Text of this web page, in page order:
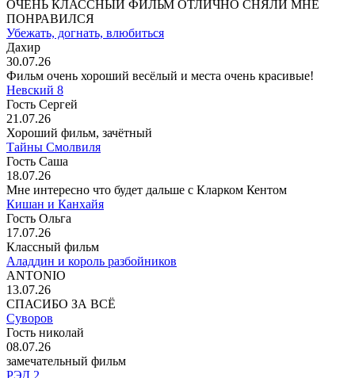
ОЧЕНЬ КЛАССНЫЙ ФИЛЬМ ОТЛИЧНО СНЯЛИ МНЕ
ПОНРАВИЛСЯ
Убежать, догнать, влюбиться
Дахир
30.07.26
Фильм очень хороший весёлый и места очень красивые!
Невский 8
Гость Сергей
21.07.26
Хороший фильм, зачётный
Тайны Смолвиля
Гость Саша
18.07.26
Мне интересно что будет дальше с Кларком Кентом
Кишан и Канхайя
Гость Ольга
17.07.26
Классный фильм
Аладдин и король разбойников
ANTONIO
13.07.26
СПАСИБО ЗА ВСЁ
Суворов
Гость николай
08.07.26
замечательный фильм
РЭД 2